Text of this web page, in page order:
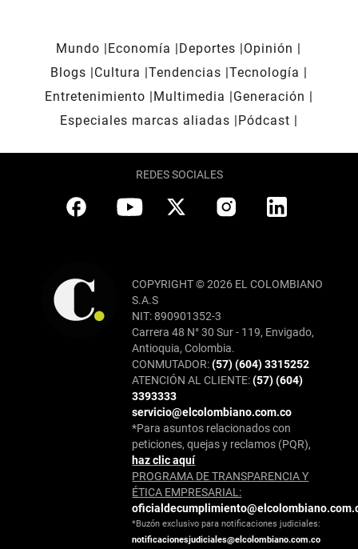
Mundo Economía Deportes
Opinión
Blogs
Cultura Tendencias Tecnología
Entretenimiento
Multimedia
Generación
Especiales marcas aliadas
Pódcast
REDES SOCIALES
COPYRIGHT © 2026 EL COLOMBIANO
S.A.S
NIT: 890901352-3
Carrera 48 N° 30 Sur - 119, Envigado,
Antioquia, Colombia.
CONMUTADOR:(57) (604) 3315252
ATENCIÓN AL CLIENTE:(57) (604)
3393333
servicio@elcolombiano.com.co
*Para asuntos relacionados con
peticiones, quejas y reclamos (PQR),
haz clic aquí
PROGRAMA DE TRANSPARENCIA Y
ÉTICA EMPRESARIAL:
*Buzón exclusivo para notificaciones judiciales:
notificacionesjudiciales@elcolombiano.com.co